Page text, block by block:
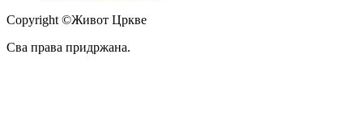
Copyright ©Живот Цркве
Сва права придржана.